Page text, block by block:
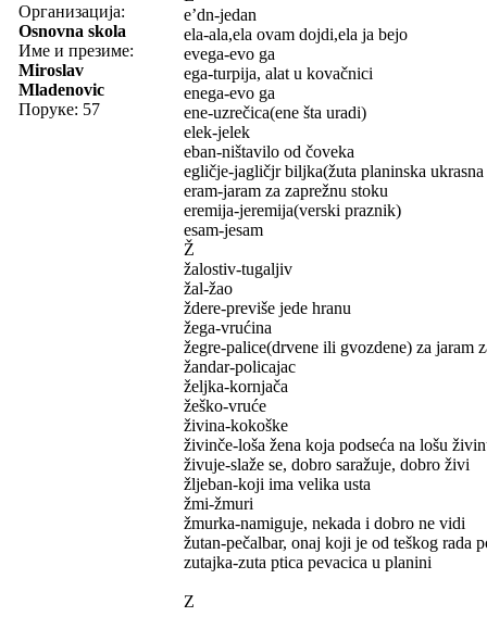
Организација:
Osnovna skola
Име и презиме:
Miroslav
Mladenovic
Поруке: 57
e’dn-jedan
ela-ala,ela ovam dojdi,ela ja bejo
evega-evo ga
ega-turpija, alat u kovačnici
enega-evo ga
ene-uzrečica(ene šta uradi)
elek-jelek
eban-ništavilo od čoveka
egličje-jagličjr biljka(žuta planinska
eram-jaram za zaprežnu stoku
eremija-jeremija(verski praznik)
esam-jesam
Ž
žalostiv-tugaljiv
žal-žao
ždere-previše jede hranu
žega-vrućina
žegre-palice(drvene ili gvozdene) za jaram
žandar-policajac
željka-kornjača
žeško-vruće
živina-kokoške
živinče-loša žena koja podseća na lošu
živuje-slaže se, dobro saražuje, dobro živi
žljeban-koji ima velika usta
žmi-žmuri
žmurka-namiguje, nekada i dobro ne vidi
žutan-pečalbar, onaj koji je od teškog rada
zutajka-zuta ptica pevacica u planini
Z